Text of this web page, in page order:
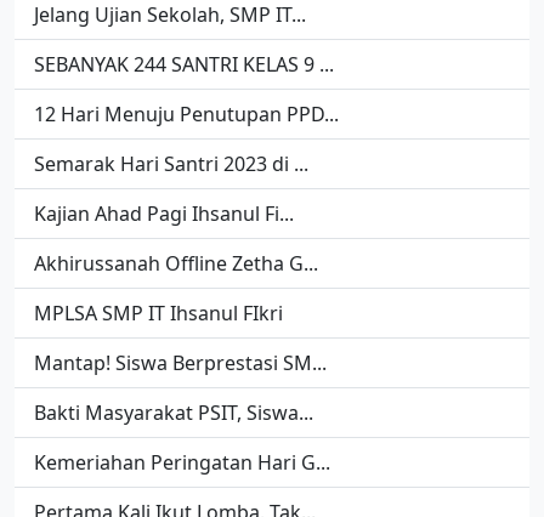
Jelang Ujian Sekolah, SMP IT...
SEBANYAK 244 SANTRI KELAS 9 ...
12 Hari Menuju Penutupan PPD...
Semarak Hari Santri 2023 di ...
Kajian Ahad Pagi Ihsanul Fi...
Akhirussanah Offline Zetha G...
MPLSA SMP IT Ihsanul FIkri
Mantap! Siswa Berprestasi SM...
Bakti Masyarakat PSIT, Siswa...
Kemeriahan Peringatan Hari G...